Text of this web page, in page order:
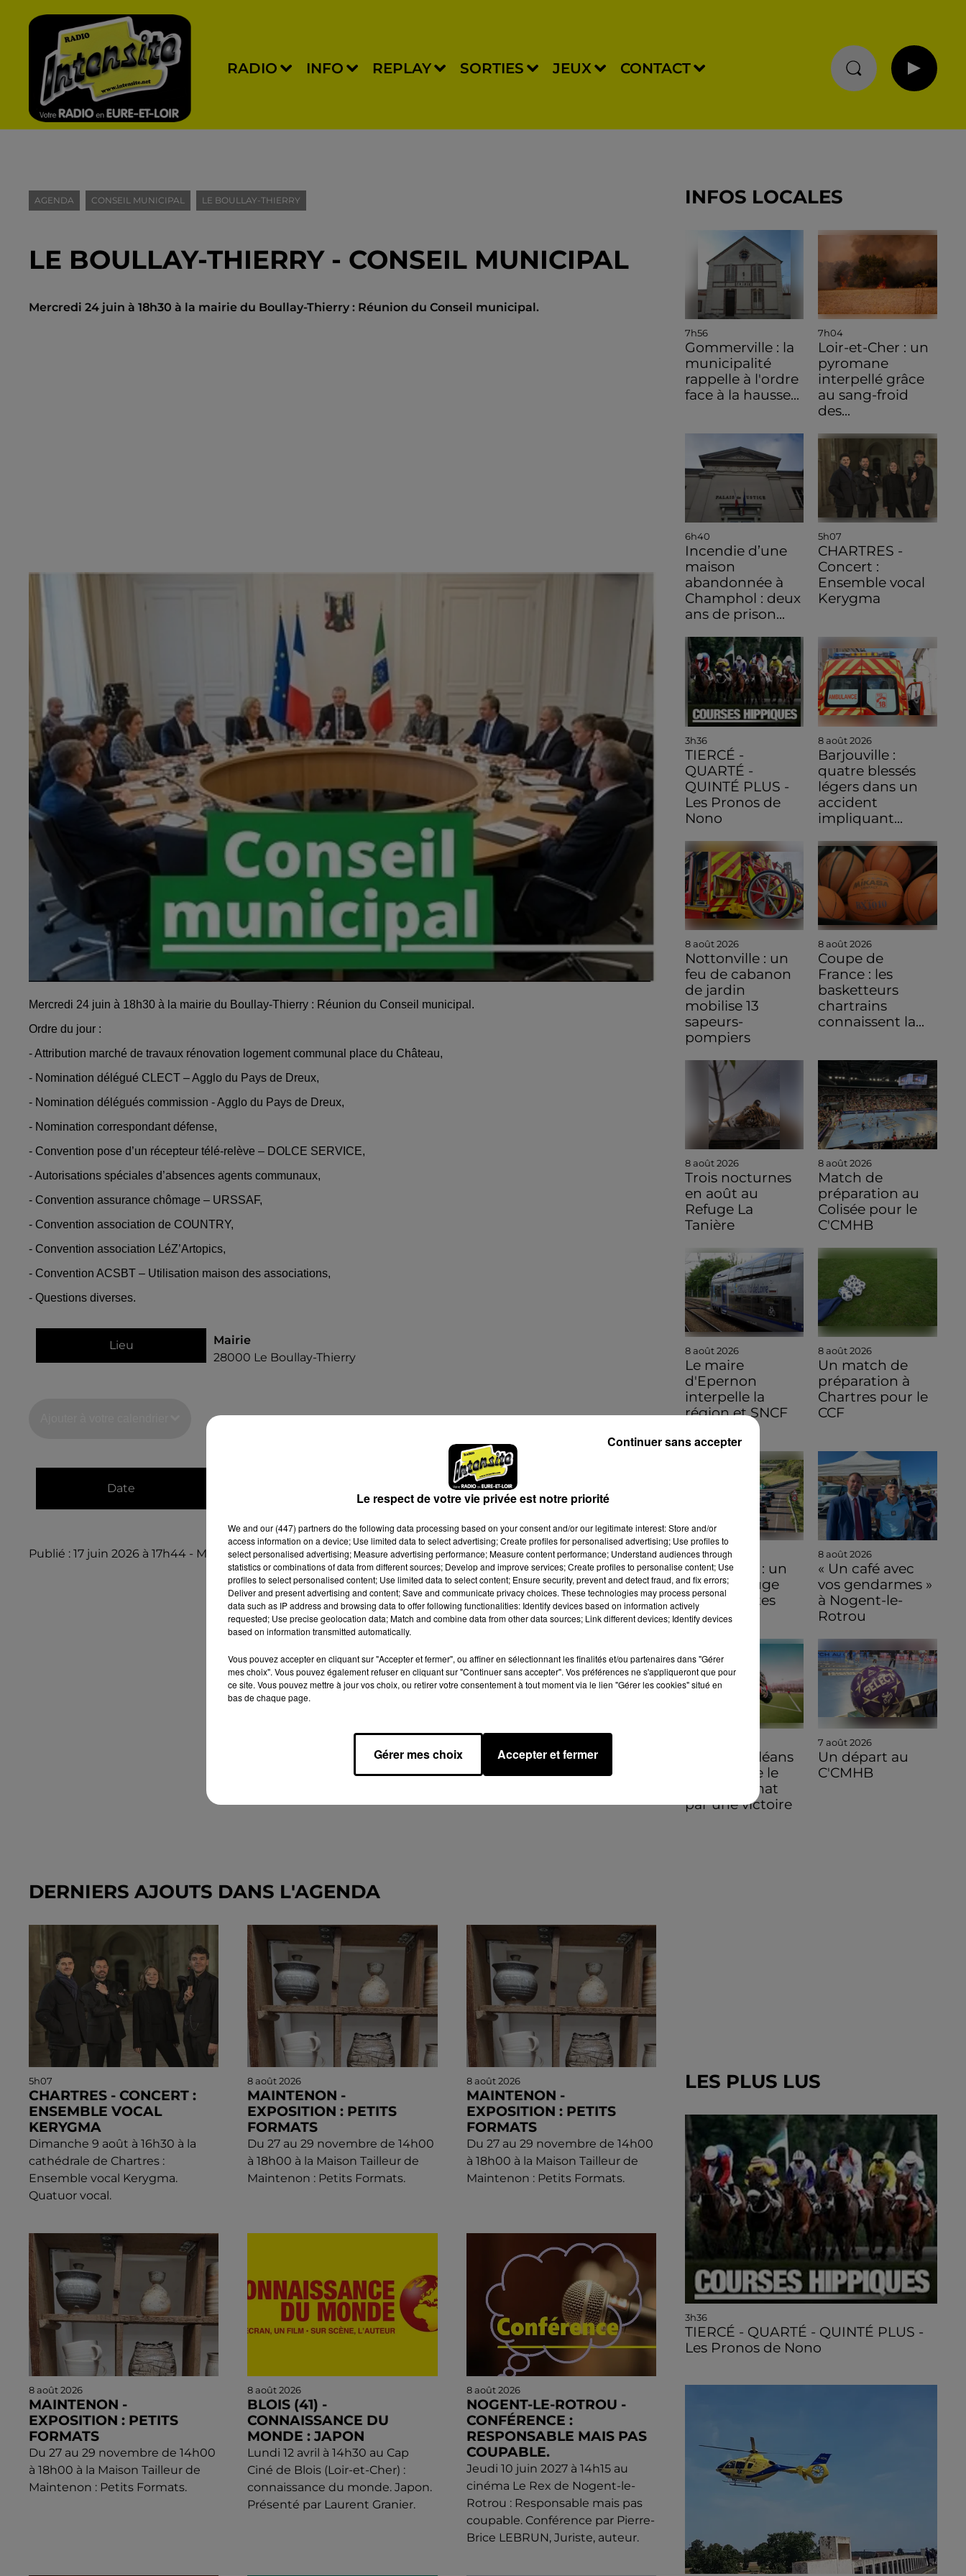
RADIO INFO REPLAY SORTIES JEUX CONTACT
AGENDA CONSEIL MUNICIPAL LE BOULLAY-THIERRY
LE BOULLAY-THIERRY - CONSEIL MUNICIPAL
Mercredi 24 juin à 18h30 à la mairie du Boullay-Thierry : Réunion du Conseil municipal.
Mercredi 24 juin à 18h30 à la mairie du Boullay-Thierry : Réunion du Conseil municipal.
Ordre du jour :
- Attribution marché de travaux rénovation logement communal place du Château,
- Nomination délégué CLECT – Agglo du Pays de Dreux,
- Nomination délégués commission - Agglo du Pays de Dreux,
- Nomination correspondant défense,
- Convention pose d’un récepteur télé-relève – DOLCE SERVICE,
- Autorisations spéciales d’absences agents communaux,
- Convention assurance chômage – URSSAF,
- Convention association de COUNTRY,
- Convention association LéZ’Artopics,
- Convention ACSBT – Utilisation maison des associations,
- Questions diverses.
Lieu
Mairie
28000 Le Boullay-Thierry
Date
Publié : 17 juin 2026 à 17h44 - Modifié : 17 juin 2026 à 17h44
DERNIERS AJOUTS DANS L'AGENDA
5h07
CHARTRES - CONCERT :
ENSEMBLE VOCAL
KERYGMA
Dimanche 9 août à 16h30 à la
cathédrale de Chartres :
Ensemble vocal Kerygma.
Quatuor vocal.
8 août 2026
MAINTENON -
EXPOSITION : PETITS
FORMATS
Du 27 au 29 novembre de 14h00
à 18h00 à la Maison Tailleur de
Maintenon : Petits Formats.
8 août 2026
MAINTENON -
EXPOSITION : PETITS
FORMATS
Du 27 au 29 novembre de 14h00
à 18h00 à la Maison Tailleur de
Maintenon : Petits Formats.
8 août 2026
MAINTENON -
EXPOSITION : PETITS
FORMATS
Du 27 au 29 novembre de 14h00
à 18h00 à la Maison Tailleur de
Maintenon : Petits Formats.
8 août 2026
BLOIS (41) -
CONNAISSANCE DU
MONDE : JAPON
Lundi 12 avril à 14h30 au Cap
Ciné de Blois (Loir-et-Cher) :
connaissance du monde. Japon.
Présenté par Laurent Granier.
8 août 2026
NOGENT-LE-ROTROU -
CONFÉRENCE :
RESPONSABLE MAIS PAS
COUPABLE.
Jeudi 10 juin 2027 à 14h15 au
cinéma Le Rex de Nogent-le-
Rotrou : Responsable mais pas
coupable. Conférence par Pierre-
Brice LEBRUN, Juriste, auteur.
INFOS LOCALES
7h56
Gommerville : la
municipalité
rappelle à l'ordre
face à la hausse...
7h04
Loir-et-Cher : un
pyromane
interpellé grâce
au sang-froid
des...
6h40
Incendie d’une
maison
abandonnée à
Champhol : deux
ans de prison...
5h07
CHARTRES -
Concert :
Ensemble vocal
Kerygma
3h36
TIERCÉ -
QUARTÉ -
QUINTÉ PLUS -
Les Pronos de
Nono
8 août 2026
Barjouville :
quatre blessés
légers dans un
accident
impliquant...
8 août 2026
Nottonville : un
feu de cabanon
de jardin
mobilise 13
sapeurs-
pompiers
8 août 2026
Coupe de
France : les
basketteurs
chartrains
connaissent la...
8 août 2026
Trois nocturnes
en août au
Refuge La
Tanière
8 août 2026
Match de
préparation au
Colisée pour le
C'CMHB
8 août 2026
Le maire
d'Epernon
interpelle la
région et SNCF
8 août 2026
Un match de
préparation à
Chartres pour le
CCF
8 août 2026
Bison Futé : un
samedi rouge
sur les routes
8 août 2026
« Un café avec
vos gendarmes »
à Nogent-le-
Rotrou
Ligue 3, Orléans
commence le
championnat
par une victoire
7 août 2026
Un départ au
C'CMHB
LES PLUS LUS
3h36
TIERCÉ - QUARTÉ - QUINTÉ PLUS -
Les Pronos de Nono
Le respect de votre vie privée est notre priorité
We and our (447) partnersdo the following data processing based on your consent and/or our legitimate interest: Store and/or
access information on a device; Use limited data to select advertising; Create profiles for personalised advertising; Use profiles to
select personalised advertising; Measure advertising performance; Measure content performance; Understand audiences through
statistics or combinations of data from different sources; Develop and improve services; Create profiles to personalise content; Use
profiles to select personalised content; Use limited data to select content; Ensure security, prevent and detect fraud, and fix errors;
Deliver and present advertising and content; Save and communicate privacy choices. These technologies may process personal
data such as IP address and browsing data to offer following functionalities: Identify devices based on information actively
requested; Use precise geolocation data; Match and combine data from other data sources; Link different devices; Identify devices
based on information transmitted automatically.
Vous pouvez accepter en cliquant sur "Accepter et fermer", ou affiner en sélectionnant les finalités et/ou partenaires dans "Gérer
mes choix". Vous pouvez également refuser en cliquant sur "Continuer sans accepter". Vos préférences ne s'appliqueront que pour
ce site. Vous pouvez mettre à jour vos choix, ou retirer votre consentement à tout moment via le lien "Gérer les cookies" situé en
bas de chaque page.
Gérer mes choix Accepter et fermer
Continuer sans accepter